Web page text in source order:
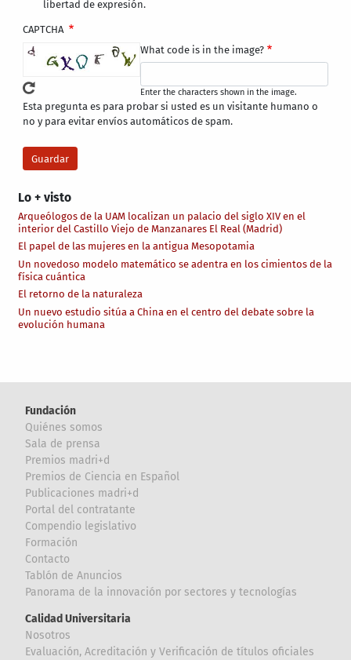
Lo + visto
Arqueólogos de la UAM localizan un palacio del siglo XIV en el
interior del Castillo Viejo de Manzanares El Real (Madrid)
El papel de las mujeres en la antigua Mesopotamia
Un novedoso modelo matemático se adentra en los cimientos de la
física cuántica
El retorno de la naturaleza
Un nuevo estudio sitúa a China en el centro del debate sobre la
evolución humana
libertad de expresión.
CAPTCHA
What code is in the image?
Enter the characters shown in the image.
Esta pregunta es para probar si usted es un visitante humano o
no y para evitar envíos automáticos de spam.
Fundación
Quiénes somos
Sala de prensa
Premios madri+d
Premios de Ciencia en Español
Publicaciones madri+d
Portal del contratante
Compendio legislativo
Formación
Contacto
Tablón de Anuncios
Panorama de la innovación por sectores y tecnologías
Calidad Universitaria
Nosotros
Evaluación, Acreditación y Verificación de títulos oficiales